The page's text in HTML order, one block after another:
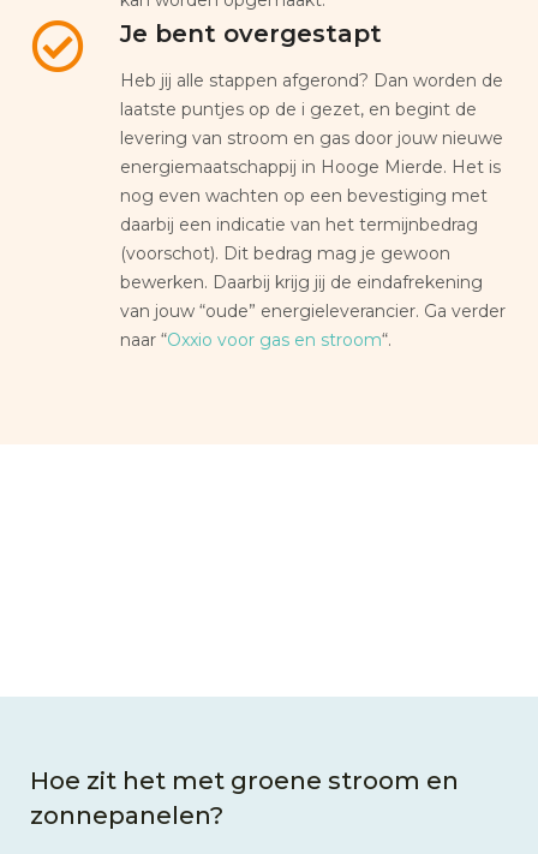
Je bent overgestapt
Heb jij alle stappen afgerond? Dan worden de
laatste puntjes op de i gezet, en begint de
levering van stroom en gas door jouw nieuwe
energiemaatschappij in Hooge Mierde. Het is
nog even wachten op een bevestiging met
daarbij een indicatie van het termijnbedrag
(voorschot). Dit bedrag mag je gewoon
bewerken. Daarbij krijg jij de eindafrekening
van jouw “oude” energieleverancier. Ga verder
naar “Oxxio voor gas en stroom“.
Hoe zit het met groene stroom en
zonnepanelen?